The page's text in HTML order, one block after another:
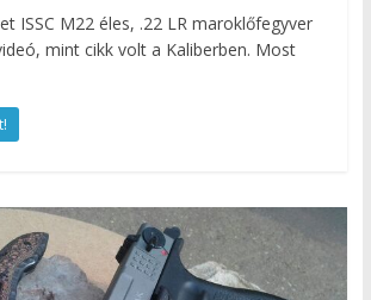
ISSC M22 éles, .22 LR maroklőfegyver
mint cikk volt a Kaliberben. Most